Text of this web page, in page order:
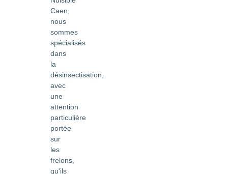
Caen,
nous
sommes
spécialisés
dans
la
désinsectisation,
avec
une
attention
particulière
portée
sur
les
frelons,
qu'ils